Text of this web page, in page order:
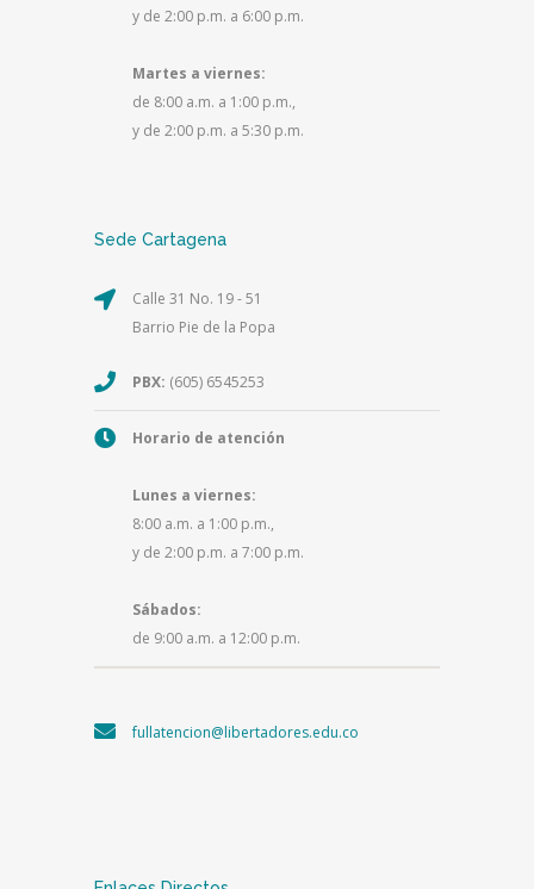
y de 2:00 p.m. a 6:00 p.m.
Martes a viernes:
de 8:00 a.m. a 1:00 p.m.,
y de 2:00 p.m. a 5:30 p.m.
Sede Cartagena
Calle 31 No. 19 - 51
Barrio Pie de la Popa
PBX: (605) 6545253
Horario de atención
Lunes a viernes:
8:00 a.m. a 1:00 p.m.,
y de 2:00 p.m. a 7:00 p.m.
Sábados:
de 9:00 a.m. a 12:00 p.m.
fullatencion@libertadores.edu.co